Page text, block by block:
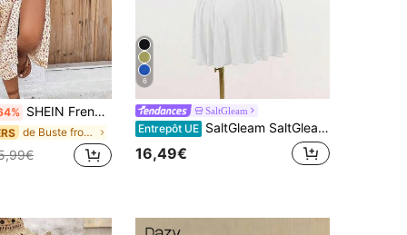
SHEIN Frenchy Robe de femme à fente latérale et ourlet avec imprimé floral de type Ditsy
de Buste froncé Robes mi-longues
6
SaltGleam
Entrepôt UE SaltGleam SaltGleam Robe mini élégante pour femmes, dos nu, col licou, couleur unie, plissée
16,49€